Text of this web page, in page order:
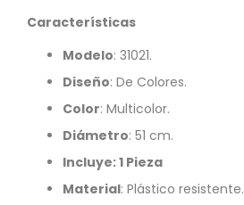
Características
Modelo: 31021.
Diseño: De Colores.
Color: Multicolor.
Diámetro: 51 cm.
Incluye: 1 Pieza
Material: Plástico resistente.